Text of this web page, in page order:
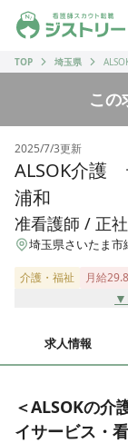
ジストリー 看護
TOP
埼玉県
この
2025/7/3更新
ALSOK介護
浦和
准看護師 / 正社
埼玉県さいたま市
介護・福祉 月給
▼
求人情報
＜ALSOKの
イサービス・